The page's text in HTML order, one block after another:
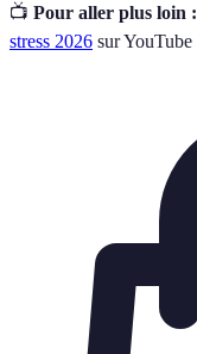
📺 Pour aller plus loin :
stress 2026 sur YouTube